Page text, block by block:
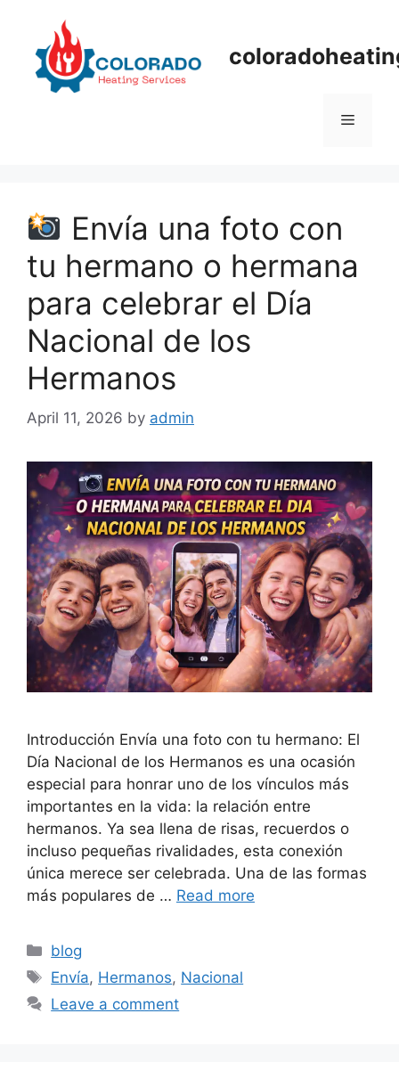
content
Menu
Envía una foto con
tu hermano o hermana
para celebrar el Día
Nacional de los
Hermanos
April 11, 2026 by admin
Introducción Envía una foto con tu hermano: El
Día Nacional de los Hermanos es una ocasión
especial para honrar uno de los vínculos más
importantes en la vida: la relación entre
hermanos. Ya sea llena de risas, recuerdos o
incluso pequeñas rivalidades, esta conexión
única merece ser celebrada. Una de las formas
más populares de … Read more
Categories
blog
Tags
Envía, Hermanos, Nacional
Leave a comment